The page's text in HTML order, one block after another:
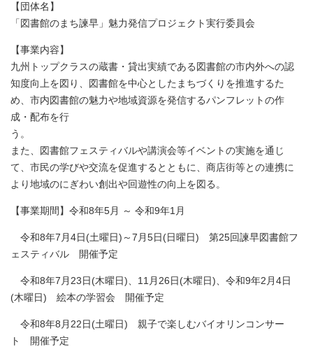
【団体名】
「図書館のまち諫早」魅力発信プロジェクト実行委員会
【事業内容】
九州トップクラスの蔵書・貸出実績である図書館の市内外への認
知度向上を図り、図書館を中心としたまちづくりを推進するた
め、市内図書館の魅力や地域資源を発信するパンフレットの作
成・配布を行
う
また、図書館フェスティバルや講演会等イベントの実施を通じ
て、市民の学びや交流を促進するとともに、商店街等との連携に
より地域のにぎわい創出や回遊性の向上を図る。
【事業期間】令和8年5月 ～ 令和9年1月
令和8年7月4日(土曜日)～7月5日(日曜日) 第25回諫早図書館フ
ェスティバル 開催予定
令和8年7月23日(木曜日)、11月26日(木曜日)、令和9年2月4日
(木曜日) 絵本の学習会 開催予定
令和8年8月22日(土曜日) 親子で楽しむバイオリンコンサー
ト 開催予定